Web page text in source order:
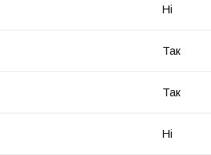
Ні
Так
Так
Ні